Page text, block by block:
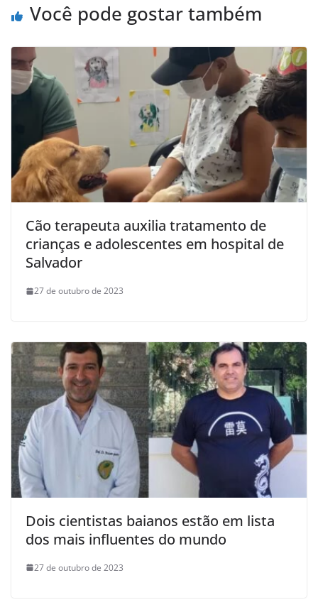
Você pode gostar também
Cão terapeuta auxilia tratamento de
crianças e adolescentes em hospital de
Salvador
27 de outubro de 2023
Dois cientistas baianos estão em lista
dos mais influentes do mundo
27 de outubro de 2023